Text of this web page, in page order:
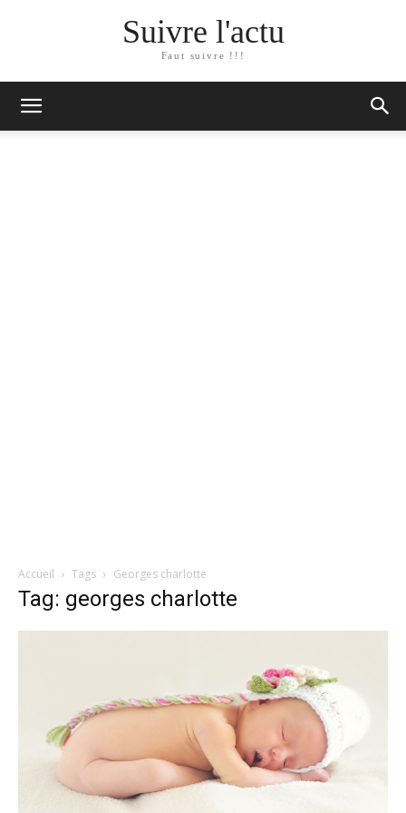
Suivre l'actu
Faut suivre !!!
Accueil Tags Georges charlotte
Tag: georges charlotte